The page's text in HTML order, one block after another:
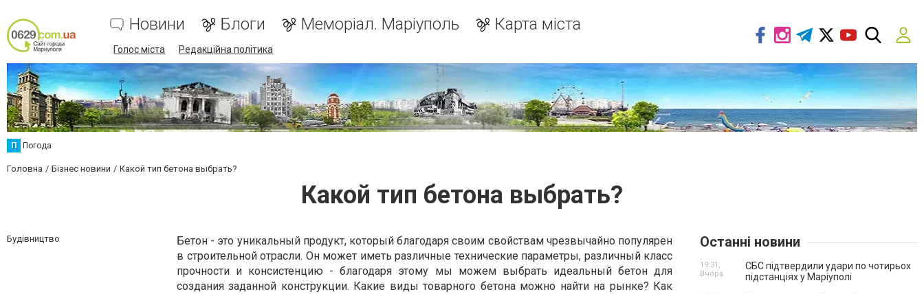
Новини Блоги Меморіал. Маріуполь Карта міста
Голос міста Редакційна політика
П Погода
Головна Бізнес новини Какой тип бетона выбрать?
Какой тип бетона выбрать?
Будівництво
Бетон - это уникальный продукт, который благодаря своим свойствам чрезвычайно популярен
в строительной отрасли. Он может иметь различные технические параметры, различный класс
прочности и консистенцию - благодаря этому мы можем выбрать идеальный бетон для
создания заданной конструкции. Какие виды товарного бетона можно найти на рынке? Как
Останні новини
СБС підтвердили удари по чотирьох
підстанціях у Маріуполі
19:31,
Вчора